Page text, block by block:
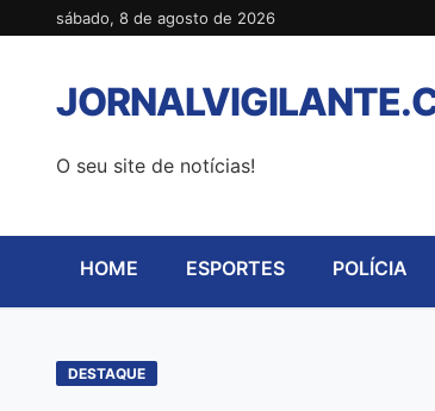
para
conteúdo
sábado, 8 de agosto de 2026
O seu site de notícias!
HOME ESPORTES POLÍCIA
DESTAQUE